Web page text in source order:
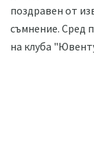
поздравен от
съмнение. Сред
на клуба